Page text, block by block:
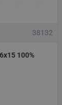
38132
100%